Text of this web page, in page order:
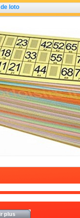
loto
plus